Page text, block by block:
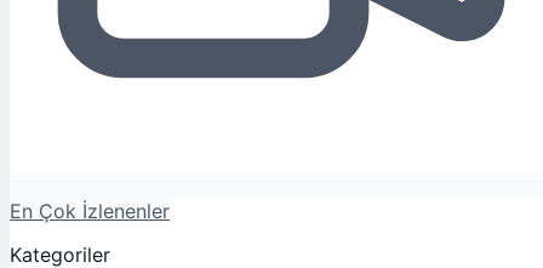
En Çok İzlenenler
Kategoriler